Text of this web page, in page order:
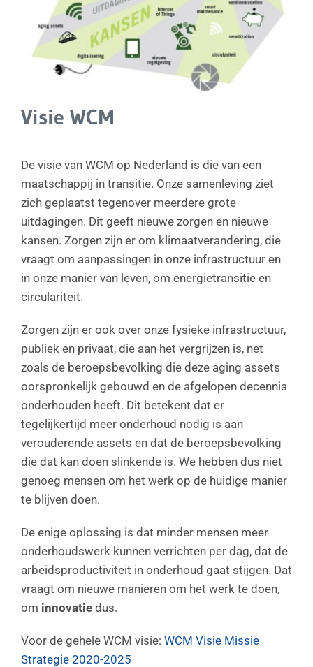
Visie WCM
De visie van WCM op Nederland is die van een
maatschappij in transitie. Onze samenleving ziet
zich geplaatst tegenover meerdere grote
uitdagingen. Dit geeft nieuwe zorgen en nieuwe
kansen. Zorgen zijn er om klimaatverandering, die
vraagt om aanpassingen in onze infrastructuur en
in onze manier van leven, om energietransitie en
circulariteit.
Zorgen zijn er ook over onze fysieke infrastructuur,
publiek en privaat, die aan het vergrijzen is, net
zoals de beroepsbevolking die deze aging assets
oorspronkelijk gebouwd en de afgelopen decennia
onderhouden heeft. Dit betekent dat er
tegelijkertijd meer onderhoud nodig is aan
verouderende assets en dat de beroepsbevolking
die dat kan doen slinkende is. We hebben dus niet
genoeg mensen om het werk op de huidige manier
te blijven doen.
De enige oplossing is dat minder mensen meer
onderhoudswerk kunnen verrichten per dag, dat de
arbeidsproductiviteit in onderhoud gaat stijgen. Dat
vraagt om nieuwe manieren om het werk te doen,
om innovatiedus.
Voor de gehele WCM visie: WCM Visie Missie
Strategie 2020-2025